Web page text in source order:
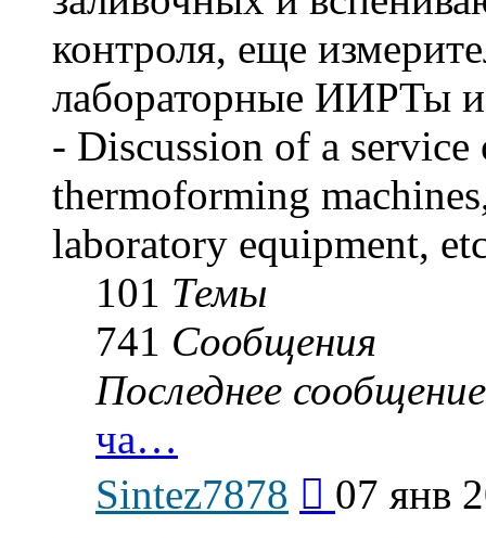
контроля, еще
лабораторные ИИРТы
- Discussion of a
thermoforming
laboratory equipment,
101 Темы
741 Сообщения
Последнее сообщение
ча…
Sintez7878
последнему
07 янв